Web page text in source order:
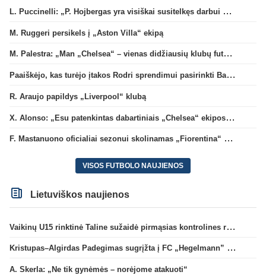
L. Puccinelli: „P. Hojbergas yra visiškai susitelkęs darbui Marselyje“
M. Ruggeri persikels į „Aston Villa“ ekipą
M. Palestra: „Man „Chelsea“ – vienas didžiausių klubų futbole“
Paaiškėjo, kas turėjo įtakos Rodri sprendimui pasirinkti Barselonos pusę
R. Araujo papildys „Liverpool“ klubą
X. Alonso: „Esu patenkintas dabartiniais „Chelsea“ ekipos vartininkais“
F. Mastanuono oficialiai sezonui skolinamas „Fiorentina“ ekipai
VISOS FUTBOLO NAUJIENOS
Lietuviškos naujienos
Vaikinų U15 rinktinė Taline sužaidė pirmąsias kontrolines rungtynes
Kristupas–Algirdas Padegimas sugrįžta į FC „Hegelmann” B sudėtį
A. Skerla: „Ne tik gynėmės – norėjome atakuoti“